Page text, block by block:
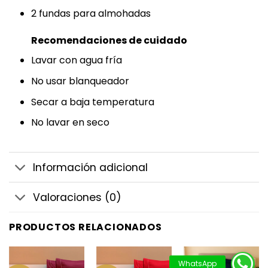
2 fundas para almohadas
Recomendaciones de cuidado
Lavar con agua fría
No usar blanqueador
Secar a baja temperatura
No lavar en seco
Información adicional
Valoraciones (0)
PRODUCTOS RELACIONADOS